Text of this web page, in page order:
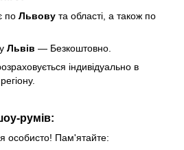
по Львову та області, а також по
Львів — Безкоштовно.
індивідуально в
румів:
особисто! Пам'ятайте: